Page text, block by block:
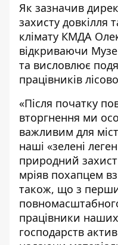
Як зазначив
захисту довкілля
клімату КМДА
відкриваючи
та висловлює
працівників
«Після початку
вторгнення ми
важливим для
наші «зелені
природний
мріяв похапцем
також, що з
працівники
господарств